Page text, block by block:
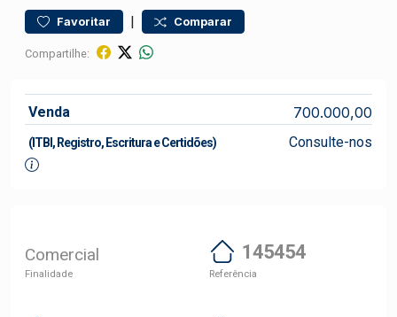
Favoritar | Comparar
Compartilhe:
Venda 700.000,00
(ITBI, Registro, Escritura e Certidões) Consulte-nos
Comercial
Finalidade
145454
Referência